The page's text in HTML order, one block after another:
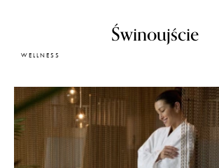
Świnoujście
WELLNESS